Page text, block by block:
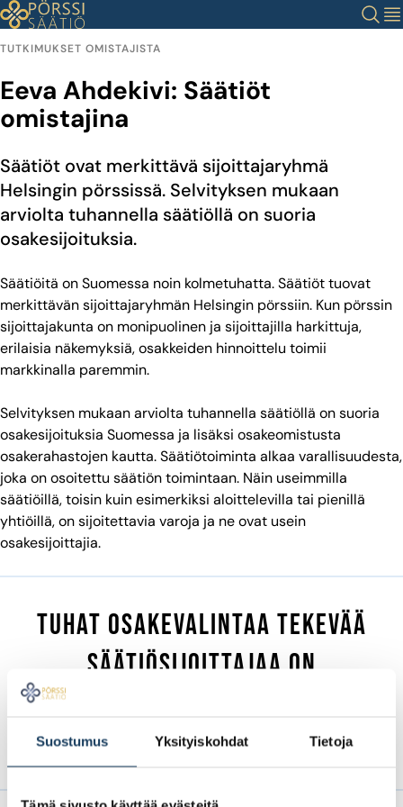
Suostumus Yksityiskohdat Tietoja
Siirry
sisältöön
Haku
TUTKIMUKSET OMISTAJISTA
Eeva Ahdekivi: Säätiöt
omistajina
Säätiöt ovat merkittävä sijoittajaryhmä
Helsingin pörssissä. Selvityksen mukaan
arviolta tuhannella säätiöllä on suoria
osakesijoituksia.
Säätiöitä on Suomessa noin kolmetuhatta. Säätiöt tuovat
merkittävän sijoittajaryhmän Helsingin pörssiin. Kun pörssin
sijoittajakunta on monipuolinen ja sijoittajilla harkittuja,
erilaisia näkemyksiä, osakkeiden hinnoittelu toimii
markkinalla paremmin.
Selvityksen mukaan arviolta tuhannella säätiöllä on suoria
osakesijoituksia Suomessa ja lisäksi osakeomistusta
osakerahastojen kautta. Säätiötoiminta alkaa varallisuudesta,
joka on osoitettu säätiön toimintaan. Näin useimmilla
säätiöillä, toisin kuin esimerkiksi aloittelevilla tai pienillä
yhtiöillä, on sijoitettavia varoja ja ne ovat usein
osakesijoittajia.
Tuhat osakevalintaa tekevää
säätiösijoittajaa on
pääomamarkkinalle